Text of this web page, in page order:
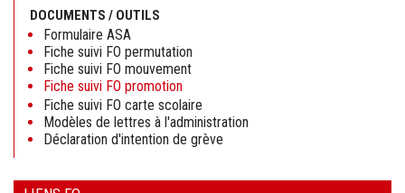
DOCUMENTS / OUTILS
Formulaire ASA
Fiche suivi FO permutation
Fiche suivi FO mouvement
Fiche suivi FO promotion
Fiche suivi FO carte scolaire
Modèles de lettres à l'administration
Déclaration d'intention de grève